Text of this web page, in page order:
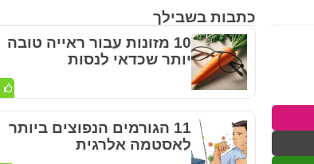
כתבות בשבילך
10 מזונות עבור ראייה טובה
יותר שכדאי לנסות
11 הגורמים הנפוצים ביותר
לאסטמה אלרגית